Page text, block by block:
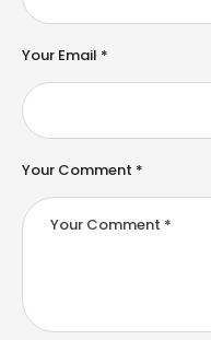
Your Comment *
Your Email *